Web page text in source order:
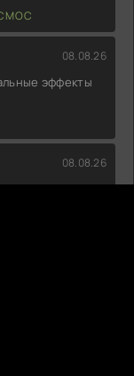
08.08.26
эффекты
08.08.26
Сюжет,